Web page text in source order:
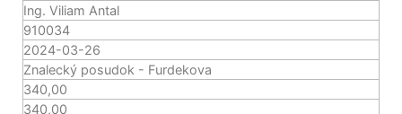
Ing. Viliam Antal
910034
2024-03-26
Znalecký posudok - Furdekova
340,00
340,00